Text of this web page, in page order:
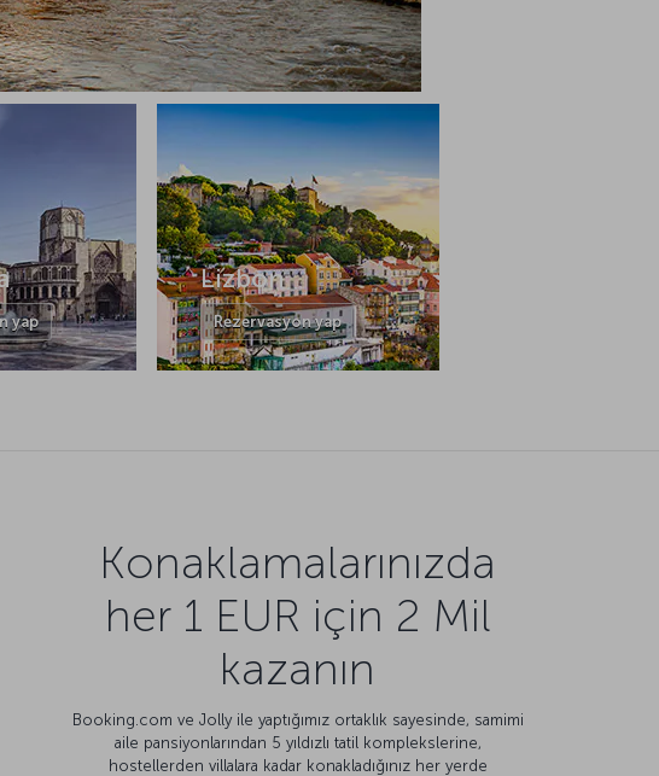
yap
Lizbon
Rezervasyon yap
Konaklamalarınızda
her 1 EUR için 2 Mil
kazanın
Booking.com ve Jolly ile yaptığımız ortaklık sayesinde, samimi
aile pansiyonlarından 5 yıldızlı tatil komplekslerine,
hostellerden villalara kadar konakladığınız her yerde